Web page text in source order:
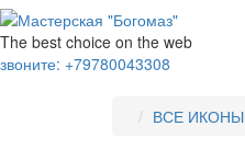
The best choice on the web
звоните: +79780043308
ВСЕ ИКОНЫ